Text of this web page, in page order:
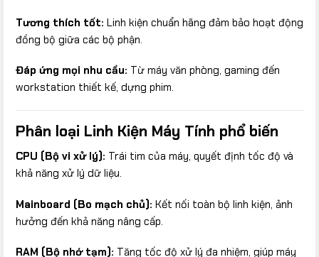
Tương thích tốt: Linh kiện chuẩn hãng đảm bảo hoạt động
đồng bộ giữa các bộ phận.
Đáp ứng mọi nhu cầu: Từ máy văn phòng, gaming đến
workstation thiết kế, dựng phim.
Phân loại Linh Kiện Máy Tính phổ biến
CPU (Bộ vi xử lý): Trái tim của máy, quyết định tốc độ và
khả năng xử lý dữ liệu.
Mainboard (Bo mạch chủ): Kết nối toàn bộ linh kiện, ảnh
hưởng đến khả năng nâng cấp.
RAM (Bộ nhớ tạm): Tăng tốc độ xử lý đa nhiệm, giúp máy